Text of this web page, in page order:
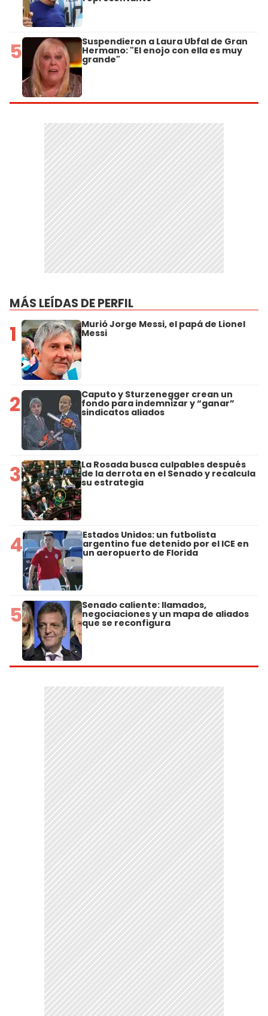
5 Suspendieron a Laura Ubfal de Gran
Hermano: "El enojo con ella es muy
grande"
MÁS LEÍDAS DE PERFIL
1 Murió Jorge Messi, el papá de Lionel
Messi
2 Caputo y Sturzenegger crean un
fondo para indemnizar y “ganar”
sindicatos aliados
3 La Rosada busca culpables después
de la derrota en el Senado y recalcula
su estrategia
4 Estados Unidos: un futbolista
argentino fue detenido por el ICE en
un aeropuerto de Florida
5 Senado caliente: llamados,
negociaciones y un mapa de aliados
que se reconfigura